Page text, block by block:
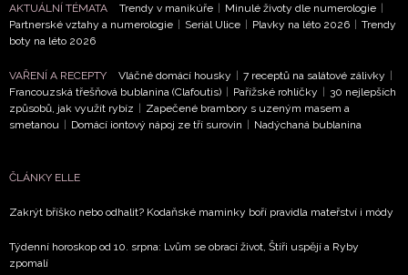
AKTUÁLNÍ TÉMATA Trendy v manikúře | Minulé životy dle numerologie |
Partnerské vztahy a numerologie | Seriál Ulice | Plavky na léto 2026 | Trendy
boty na léto 2026
VAŘENÍ A RECEPTY Vláčné domácí housky | 7 receptů na salátové zálivky |
Francouzská třešňová bublanina (Clafoutis) | Pařížské rohlíčky | 30 nejlepších
způsobů, jak využít rybíz | Zapečené brambory s uzeným masem a
smetanou | Domácí iontový nápoj ze tří surovin | Nadýchaná bublanina
ČLÁNKY ELLE
Zakrýt bříško nebo odhalit? Kodaňské maminky boří pravidla mateřství i módy
Týdenní horoskop od 10. srpna: Lvům se obrací život, Štíři uspějí a Ryby
zpomalí